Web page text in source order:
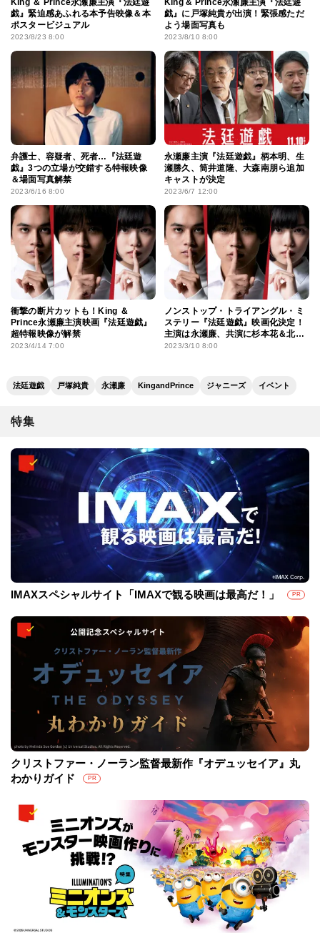
King ＆ Prince永瀬廉主演『法廷遊
戯』緊迫感あふれる本予告映像＆本
ポスタービジュアル
2023/8/23 8:00
King & Prince永瀬廉主演『法廷遊
戯』に戸塚純貴が出演！緊張感ただ
よう場面写真も
2023/8/10 8:00
弁護士、容疑者、死者…『法廷遊
戯』3つの立場が交錯する特報映像
＆場面写真解禁
2023/6/16 8:00
永瀬廉主演『法廷遊戯』柄本明、生
瀬勝久、筒井道隆、大森南朋ら追加
キャストが決定
2023/6/7 12:00
衝撃の断片カットも！King ＆
Prince永瀬廉主演映画『法廷遊戯』
超特報映像が解禁
2023/4/14 7:00
ノンストップ・トライアングル・ミ
ステリー『法廷遊戯』映画化決定！
主演は永瀬廉、共演に杉本花＆北村
匠海
2023/3/10 8:00
法廷遊戯 戸塚純貴 永瀬廉 KingandPrince ジャニーズ イベント
特集
IMAXスペシャルサイト「IMAXで観る映画は最高だ！」 PR
クリストファー・ノーラン監督最新作『オデュッセイア』丸
わかりガイド
PR